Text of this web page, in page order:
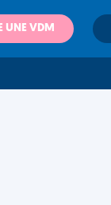
UNE VDM